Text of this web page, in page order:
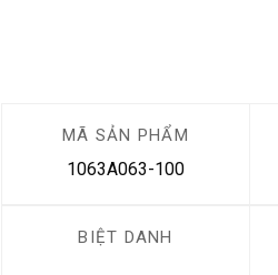
MÃ SẢN PHẨM
1063A063-100
BIỆT DANH